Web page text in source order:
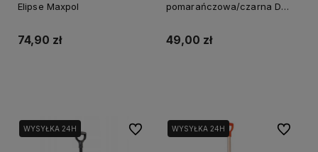
Elipse Maxpol
74,90 zł
pomarańczowa/czarna D
49,00 zł
WYSYŁKA 24H Do ulubionychWYSYŁKA 24H Do